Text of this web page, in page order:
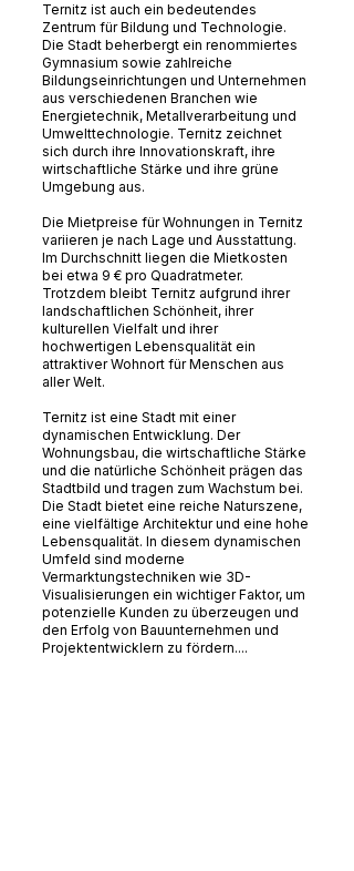
Ternitz ist auch ein bedeutendes
Zentrum für Bildung und Technologie.
Die Stadt beherbergt ein renommiertes
Gymnasium sowie zahlreiche
Bildungseinrichtungen und Unternehmen
aus verschiedenen Branchen wie
Energietechnik, Metallverarbeitung und
Umwelttechnologie. Ternitz zeichnet
sich durch ihre Innovationskraft, ihre
wirtschaftliche Stärke und ihre grüne
Umgebung aus.
Die Mietpreise für Wohnungen in Ternitz
variieren je nach Lage und Ausstattung.
Im Durchschnitt liegen die Mietkosten
bei etwa 9 € pro Quadratmeter.
Trotzdem bleibt Ternitz aufgrund ihrer
landschaftlichen Schönheit, ihrer
kulturellen Vielfalt und ihrer
hochwertigen Lebensqualität ein
attraktiver Wohnort für Menschen aus
aller Welt.
Ternitz ist eine Stadt mit einer
dynamischen Entwicklung. Der
Wohnungsbau, die wirtschaftliche Stärke
und die natürliche Schönheit prägen das
Stadtbild und tragen zum Wachstum bei.
Die Stadt bietet eine reiche Naturszene,
eine vielfältige Architektur und eine hohe
Lebensqualität. In diesem dynamischen
Umfeld sind moderne
Vermarktungstechniken wie 3D-
Visualisierungen ein wichtiger Faktor, um
potenzielle Kunden zu überzeugen und
den Erfolg von Bauunternehmen und
Projektentwicklern zu fördern....